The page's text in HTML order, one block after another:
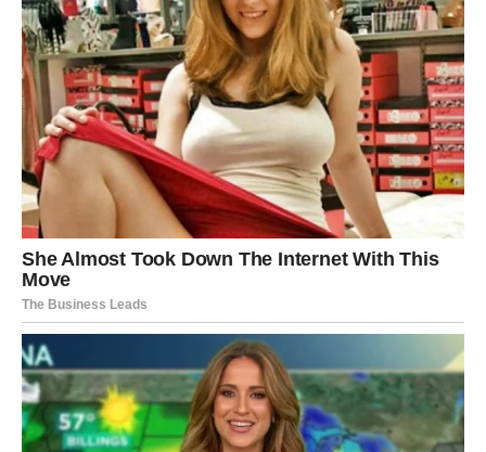
5. Regulacija holesterola
Jedna od najvažnijih prednosti hurmi jeste njihova sposobnost
da utiču na nivo holesterola u krvi. Redovna konzumacija
može pomoći u smanjenju “lošeg” (LDL) holesterola i očuvanju
zdravlja krvnih sudova. Osim toga, doprinose boljoj cirkulaciji i
smanjuju rizik od stvaranja naslaga u arterijama.